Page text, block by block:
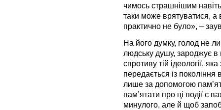
чимось страшнішим навіть
таки може врятуватися, а
практично не було», –
На його думку, голод не
людську душу, зароджує в
спротиву тій ідеології,
передається із
лише за допомогою
пам’ятати про ці події є
минулого, але й щоб